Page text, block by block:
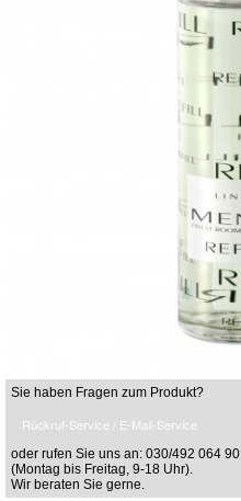
Sie haben Fragen zum Produkt?
Rückruf-Service / E-Mail-Service
oder rufen Sie uns an: 030/492 064 90
(Montag bis Freitag, 9-18 Uhr).
Wir beraten Sie gerne.